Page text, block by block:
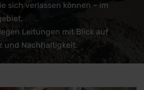
sich verlassen können – im
Leitungen mit Blick auf
und Nachhaltigkeit.